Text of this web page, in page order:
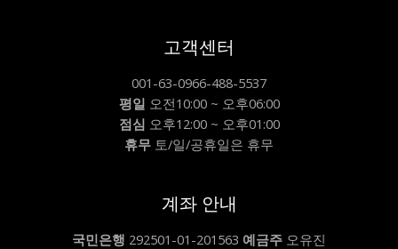
고객센터
001-63-0966-488-5537
평일 오전10:00 ~ 오후06:00
점심 오후12:00 ~ 오후01:00
휴무 토/일/공휴일은 휴무
계좌 안내
국민은행 292501-01-201563 예금주 오유진